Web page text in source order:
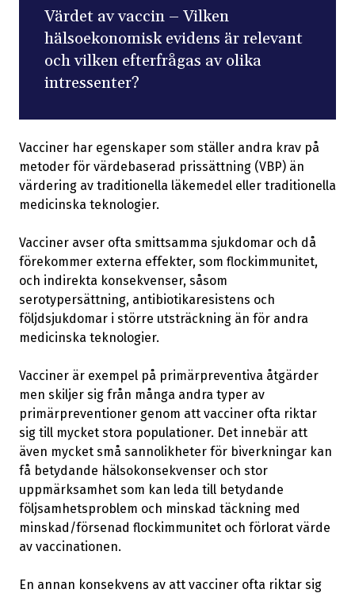
Värdet av vaccin – Vilken
hälsoekonomisk evidens är relevant
och vilken efterfrågas av olika
intressenter?
Vacciner har egenskaper som ställer andra krav på
metoder för värdebaserad prissättning (VBP) än
värdering av traditionella läkemedel eller traditionella
medicinska teknologier.
Vacciner avser ofta smittsamma sjukdomar och då
förekommer externa effekter, som flockimmunitet,
och indirekta konsekvenser, såsom
serotypersättning, antibiotikaresistens och
följdsjukdomar i större utsträckning än för andra
medicinska teknologier.
Vacciner är exempel på primärpreventiva åtgärder
men skiljer sig från många andra typer av
primärpreventioner genom att vacciner ofta riktar
sig till mycket stora populationer. Det innebär att
även mycket små sannolikheter för biverkningar kan
få betydande hälsokonsekvenser och stor
uppmärksamhet som kan leda till betydande
följsamhetsproblem och minskad täckning med
minskad/försenad flockimmunitet och förlorat värde
av vaccinationen.
En annan konsekvens av att vacciner ofta riktar sig